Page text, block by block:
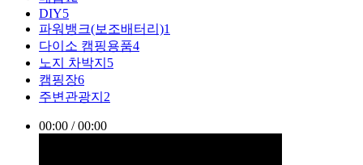
DIY5
파워뱅크(보조배터리)1
다이소 캠핑용품4
노지 차박지 5
캠핑장6
주변관광지 2
00:00 / 00:00